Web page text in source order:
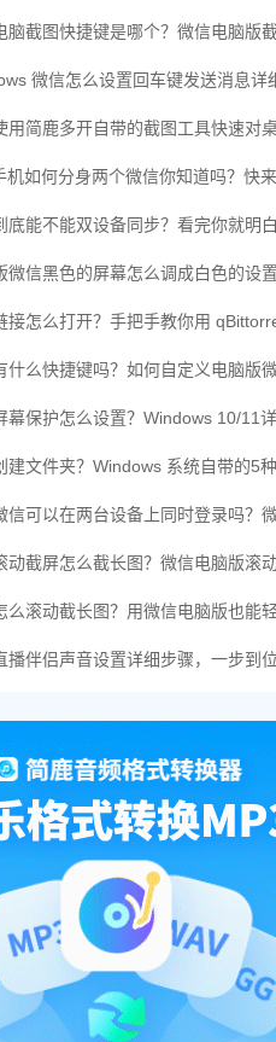
脑截图快捷键是哪个？微信电脑版
微信怎么设置回车键发送消息详
用简鹿多开自带的截图工具快速对
机如何分身两个微信你知道吗？快
底能不能双设备同步？看完你就明
微信黑色的屏幕怎么调成白色的设
接怎么打开？手把手教你用
什么快捷键吗？如何自定义电脑版
幕保护怎么设置？Windows 10/11
建文件夹？Windows 系统自带的5
信可以在两台设备上同时登录吗？
动截屏怎么截长图？微信电脑版滚
么滚动截长图？用微信电脑版也能
播伴侣声音设置详细步骤，一步到